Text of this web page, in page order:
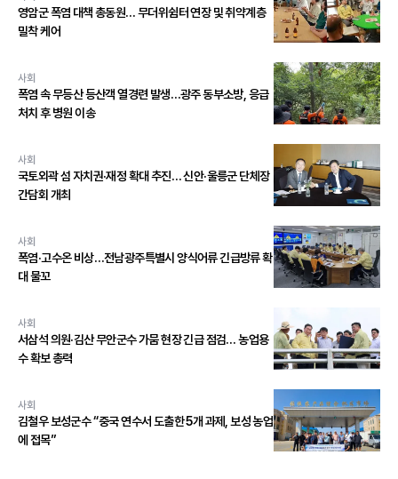
영암군 폭염 대책 총동원… 무더위쉼터 연장 및 취약계층
밀착 케어
사회
폭염 속 무등산 등산객 열경련 발생…광주 동부소방, 응급
처치 후 병원 이송
사회
국토외곽 섬 자치권·재정 확대 추진… 신안·울릉군 단체장
간담회 개최
사회
폭염·고수온 비상…전남광주특별시 양식어류 긴급방류 확
대 물꼬
사회
서삼석 의원·김산 무안군수 가뭄 현장 긴급 점검… 농업용
수 확보 총력
사회
김철우 보성군수 “중국 연수서 도출한 5개 과제, 보성 농업
에 접목”